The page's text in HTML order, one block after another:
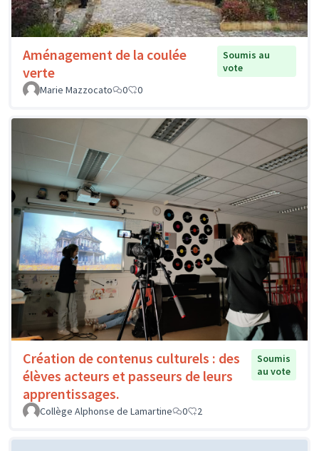
Aménagement de la coulée
verte
Soumis au
vote
Marie Mazzocato
0 0
Création de contenus culturels : des
élèves acteurs et passeurs de leurs
apprentissages.
Soumis
au vote
Collège Alphonse de Lamartine 0 2